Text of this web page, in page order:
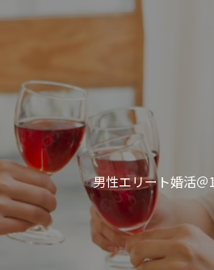
男性エリート婚活＠